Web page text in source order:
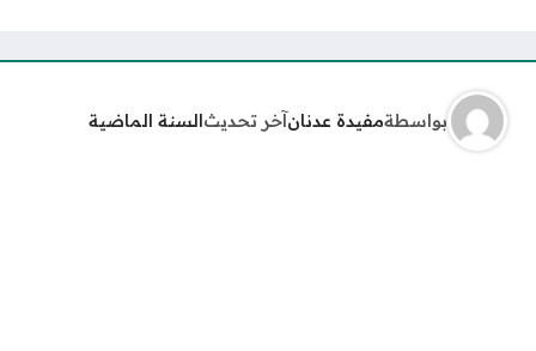
بواسطةمفيدة عدنانآخر تحديثالسنة الماضية